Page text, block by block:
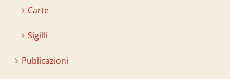
Carte
Sigilli
Publicazioni